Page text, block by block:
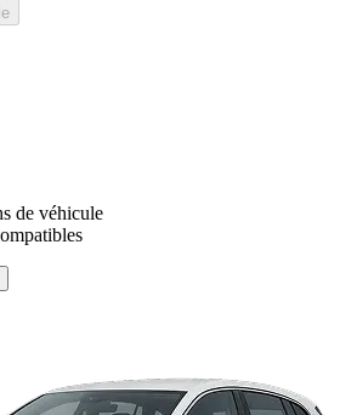
de véhicule